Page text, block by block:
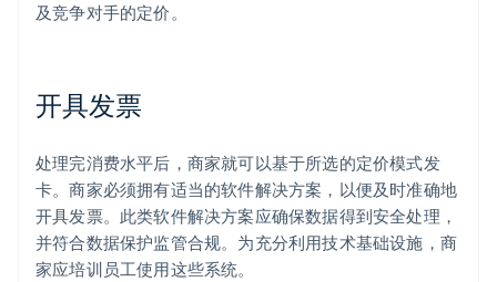
及竞争对手的定价。
开具发票
处理完消费水平后，商家就可以基于所选的定价模式发
卡。商家必须拥有适当的软件解决方案，以便及时准确地
开具发票。此类软件解决方案应确保数据得到安全处理，
并符合数据保护监管合规。为充分利用技术基础设施，商
家应培训员工使用这些系统。
阿联酋
English
爱尔兰